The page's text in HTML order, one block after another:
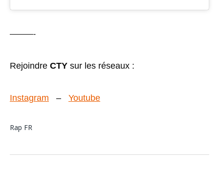
———-
Rejoindre CTY sur les réseaux :
Instagram – Youtube
Rap FR